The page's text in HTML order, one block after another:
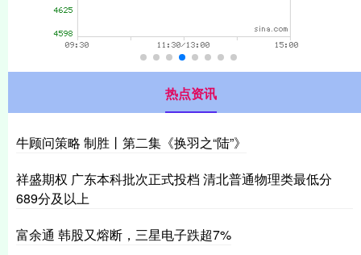
热点资讯
牛顾问策略 制胜丨第二集《换羽之“陆”》
祥盛期权 广东本科批次正式投档 清北普通物理类最低分
689分及以上
富余通 韩股又熔断，三星电子跌超7%